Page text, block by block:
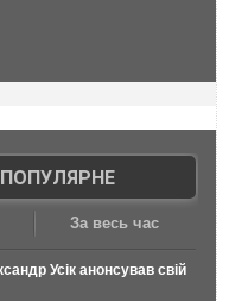
ПОПУЛЯРНЕ
За весь час
Усік анонсував свій